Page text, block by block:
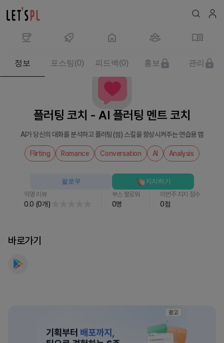
서
플러팅 코치 - AI 플러팅 멘트 코치
AI가 당신의 대화를 분석하고 플러팅(썸) 스킬을 향상시켜주는 연습용 앱
Flirting Romance Conversation AI Analysis
익명 리뷰
0.0 (0개)
부스 팔로워
0명
이번주 지지 점수
0점
팔로우 지지하기
정보 포스팅(0) 피드백 (0) 홍보 관리
바로가기
광고